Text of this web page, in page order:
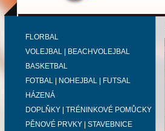
FLORBAL
VOLEJBAL | BEACHVOLEJBAL
BASKETBAL
FOTBAL | NOHEJBAL | FUTSAL
HÁZENÁ
DOPLŇKY | TRÉNINKOVÉ POMŮCKY
PĚNOVÉ PRVKY | STAVEBNICE